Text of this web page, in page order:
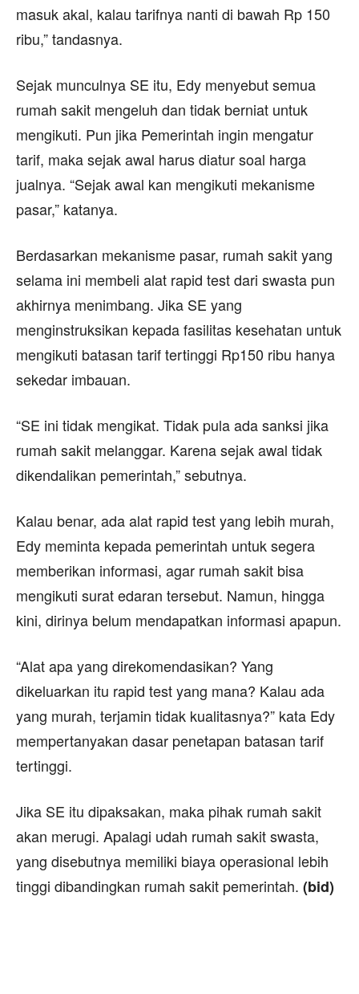
masuk akal, kalau tarifnya nanti di bawah Rp 150
ribu,” tandasnya.
Sejak munculnya SE itu, Edy menyebut semua
rumah sakit mengeluh dan tidak berniat untuk
mengikuti. Pun jika Pemerintah ingin mengatur
tarif, maka sejak awal harus diatur soal harga
jualnya. “Sejak awal kan mengikuti mekanisme
pasar,” katanya.
Berdasarkan mekanisme pasar, rumah sakit yang
selama ini membeli alat rapid test dari swasta pun
akhirnya menimbang. Jika SE yang
menginstruksikan kepada fasilitas kesehatan untuk
mengikuti batasan tarif tertinggi Rp150 ribu hanya
sekedar imbauan.
“SE ini tidak mengikat. Tidak pula ada sanksi jika
rumah sakit melanggar. Karena sejak awal tidak
dikendalikan pemerintah,” sebutnya.
Kalau benar, ada alat rapid test yang lebih murah,
Edy meminta kepada pemerintah untuk segera
memberikan informasi, agar rumah sakit bisa
mengikuti surat edaran tersebut. Namun, hingga
kini, dirinya belum mendapatkan informasi apapun.
“Alat apa yang direkomendasikan? Yang
dikeluarkan itu rapid test yang mana? Kalau ada
yang murah, terjamin tidak kualitasnya?” kata Edy
mempertanyakan dasar penetapan batasan tarif
tertinggi.
Jika SE itu dipaksakan, maka pihak rumah sakit
akan merugi. Apalagi udah rumah sakit swasta,
yang disebutnya memiliki biaya operasional lebih
tinggi dibandingkan rumah sakit pemerintah. (bid)